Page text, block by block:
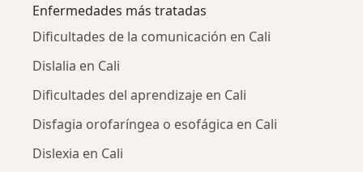
Enfermedades más tratadas
Dificultades de la comunicación en Cali
Dislalia en Cali
Dificultades del aprendizaje en Cali
Disfagia orofaríngea o esofágica en Cali
Dislexia en Cali